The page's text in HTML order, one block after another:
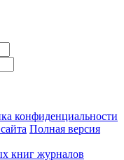
конфиденциальности
Полная версия
книг журналов